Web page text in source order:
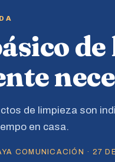
de limpieza son
en casa.
COMUNICACIÓN · 27